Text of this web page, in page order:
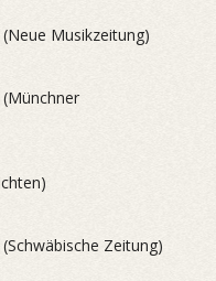
Musikzeitung)
Zeitung)